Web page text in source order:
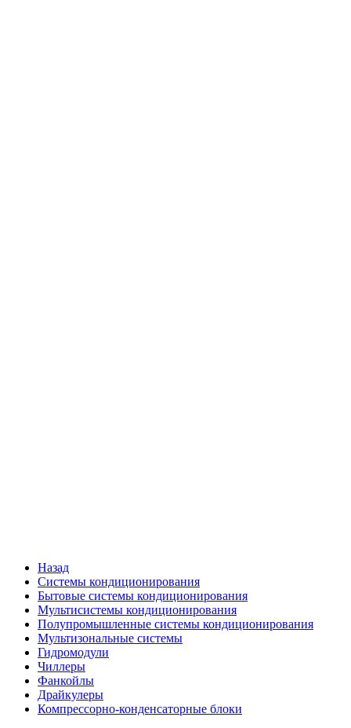
Назад
Системы кондиционирования
Бытовые системы кондиционирования
Мультисистемы кондиционирования
Полупромышленные системы кондиционирования
Мультизональные системы
Гидромодули
Чиллеры
Фанкойлы
Драйкулеры
Компрессорно-конденсаторные блоки